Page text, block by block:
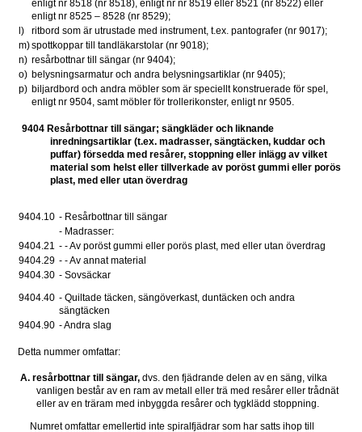
enligt nr 8518 (nr 8518), enligt nr nr 8519 eller 8521 (nr 8522) eller
enligt nr 8525 – 8528 (nr 8529);
l)
ritbord som är utrustade med instrument, t.ex. pantografer (nr 9017);
m)spottkoppar till tandläkarstolar (nr 9018);
n) resårbottnar till sängar (nr 9404);
o) belysningsarmatur och andra belysningsartiklar (nr 9405);
p) biljardbord och andra möbler som är speciellt konstruerade för spel,
enligt nr 9504, samt möbler för trollerikonster, enligt nr 9505.
9404 Resårbottnar till sängar; sängkläder och liknande
inredningsartiklar (t.ex. madrasser, sängtäcken, kuddar och
puffar) försedda med resårer, stoppning eller inlägg av vilket
material som helst eller tillverkade av poröst gummi eller porös
plast, med eller utan överdrag
9404.10 - Resårbottnar till sängar
- Madrasser:
9404.21 - - Av poröst gummi eller porös plast, med eller utan överdrag
9404.29 - - Av annat material
9404.30
9404.40
- Sovsäckar
- Quiltade täcken, sängöverkast, duntäcken och andra
sängtäcken
9404.90 - Andra slag
Detta nummer omfattar:
A. resårbottnar till sängar, dvs. den fjädrande delen av en säng, vilka
vanligen består av en ram av metall eller trä med resårer eller trådnät
eller av en träram med inbyggda resårer och tygklädd stoppning.
Numret omfattar emellertid inte spiralfjädrar som har satts ihop till